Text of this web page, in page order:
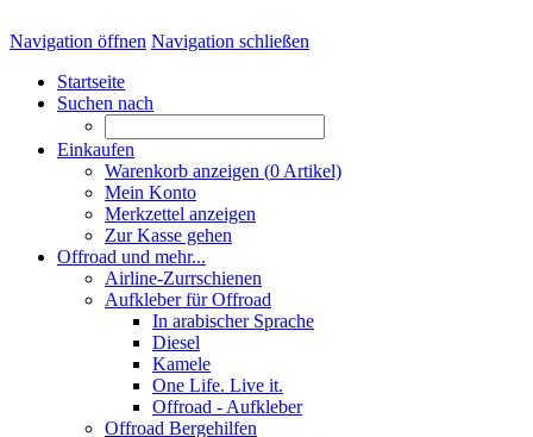
Navigation öffnen Navigation schließen
Startseite
Suchen nach
Einkaufen
Warenkorb anzeigen (0 Artikel)
Mein Konto
Merkzettel anzeigen
Zur Kasse gehen
Offroad und mehr...
Airline-Zurrschienen
Aufkleber für Offroad
In arabischer Sprache
Diesel
Kamele
One Life. Live it.
Offroad - Aufkleber
Offroad Bergehilfen